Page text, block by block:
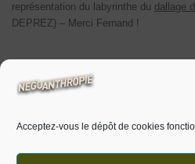
Acceptez-vous le dépôt de cookies
représentation du labyrinthe du dallage
DEPREZ) – Merci Fernand !
POLITIQUE DE CONFIDENTIALITÉ